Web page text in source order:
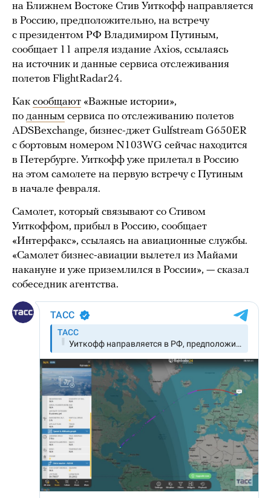
на Ближнем Востоке Стив Уиткофф направляется
в Россию, предположительно, на встречу
с президентом РФ Владимиром Путиным,
сообщает 11 апреля издание Axios, ссылаясь
на источник и данные сервиса отслеживания
полетов FlightRadar24.
Как сообщают «Важные истории»,
по данным сервиса по отслеживанию полетов
ADSBexchange, бизнес-джет Gulfstream G650ER
с бортовым номером N103WG сейчас находится
в Петербурге. Уиткофф уже прилетал в Россию
на этом самолете на первую встречу с Путиным
в начале февраля.
Самолет, который связывают со Стивом
Уиткоффом, прибыл в Россию, сообщает
«Интерфакс», ссылаясь на авиационные службы.
«Самолет бизнес-авиации вылетел из Майами
накануне и уже приземлился в России», — сказал
собеседник агентства.